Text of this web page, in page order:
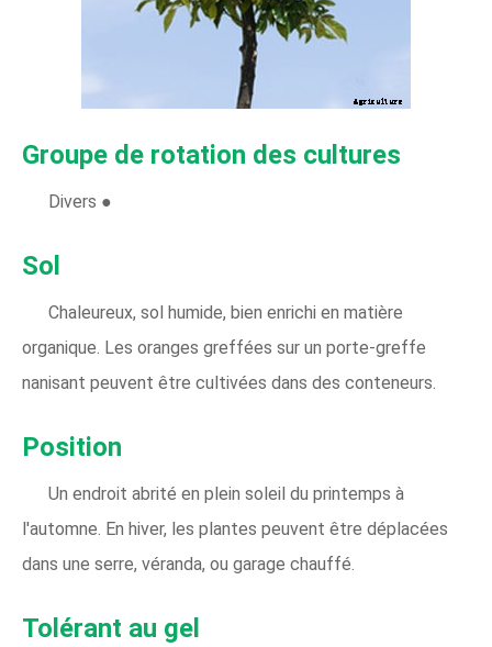
Groupe de rotation des cultures
Divers ●
Sol
Chaleureux, sol humide, bien enrichi en matière
organique. Les oranges greffées sur un porte-greffe
nanisant peuvent être cultivées dans des conteneurs.
Position
Un endroit abrité en plein soleil du printemps à
l'automne. En hiver, les plantes peuvent être déplacées
dans une serre, véranda, ou garage chauffé.
Tolérant au gel